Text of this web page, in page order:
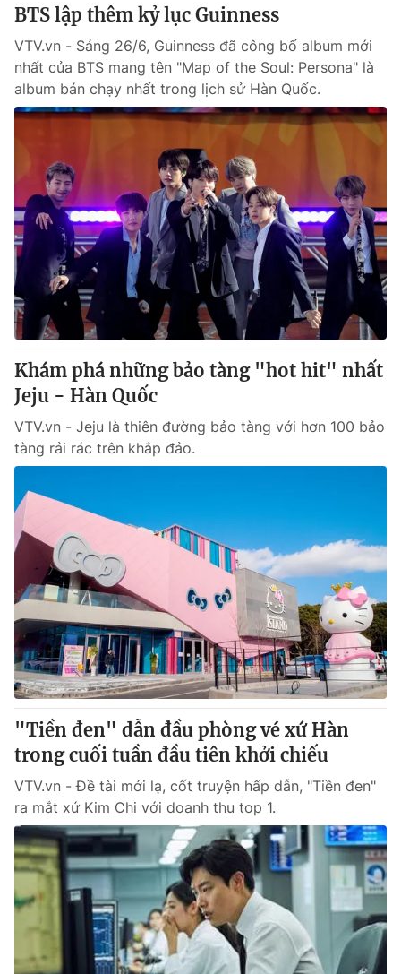
BTS lập thêm kỷ lục Guinness
VTV.vn - Sáng 26/6, Guinness đã công bố album mới
nhất của BTS mang tên "Map of the Soul: Persona" là
album bán chạy nhất trong lịch sử Hàn Quốc.
Khám phá những bảo tàng "hot hit" nhất
Jeju - Hàn Quốc
VTV.vn - Jeju là thiên đường bảo tàng với hơn 100 bảo
tàng rải rác trên khắp đảo.
"Tiền đen" dẫn đầu phòng vé xứ Hàn
trong cuối tuần đầu tiên khởi chiếu
VTV.vn - Đề tài mới lạ, cốt truyện hấp dẫn, "Tiền đen"
ra mắt xứ Kim Chi với doanh thu top 1.